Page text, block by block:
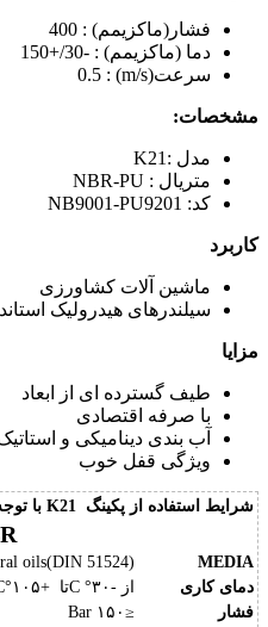
فشار(ماکزیمم) : 400
دما (ماکزیمم) : -30/+150
سرعت(m/s) : 0.5
مشخصات:
مدل :K21
متریال : NBR-PU
کد: NB9001-PU9201
کاربرد
ماشین آلات کشاورزی
سیلندرهای هیدرولیک
مزایا
طیف گسترده ای از ابعاد
با صرفه اقتصادی
آب بندی دینامیکی و
ویژگی قفل خوب
شرایط استفاده از پکینگ K21 با توجه به نوع متریال
MEDIA
oils(DIN 51524)
دمای کاری
از -۳۰° Cتا +۱۰۵°C
فشار
≤۱۵۰ Bar